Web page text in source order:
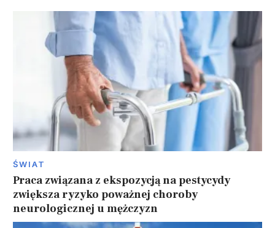
ŚWIAT
Praca związana z ekspozycją na pestycydy
zwiększa ryzyko poważnej choroby
neurologicznej u mężczyzn